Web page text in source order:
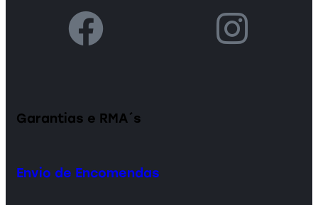
Garantias e RMA´s
Envio de Encomendas